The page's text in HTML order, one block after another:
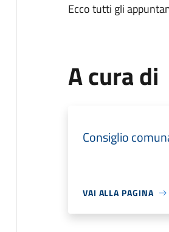
Ecco tutti gli
A cura di
Consiglio
VAI ALLA PAGINA